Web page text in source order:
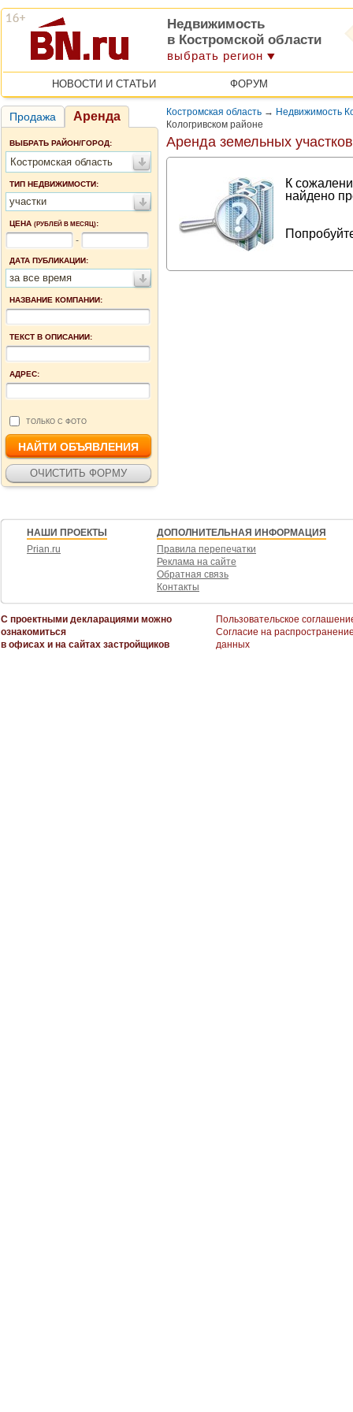
Недвижимость
в Костромской области
выбрать регион
НОВОСТИ И СТАТЬИ ФОРУМ
Продажа Аренда
ВЫБРАТЬ РАЙОН/ГОРОД:
Костромская область
ТИП НЕДВИЖИМОСТИ:
участки
ЦЕНА (РУБЛЕЙ В МЕСЯЦ):
-
ДАТА ПУБЛИКАЦИИ:
за все время
НАЗВАНИЕ КОМПАНИИ:
ТЕКСТ В ОПИСАНИИ:
АДРЕС:
ТОЛЬКО С ФОТО
Костромская область → Недвижимость
Кологривском районе
Аренда земельных
К
найдено
НАШИ ПРОЕКТЫ
Prian.ru
ДОПОЛНИТЕЛЬНАЯ ИНФОРМАЦИЯ
Правила перепечатки
Реклама на сайте
Обратная связь
Контакты
С проектными декларациями можно
ознакомиться
в офисах и на сайтах застройщиков
Пользовательское
Согласие на
данных